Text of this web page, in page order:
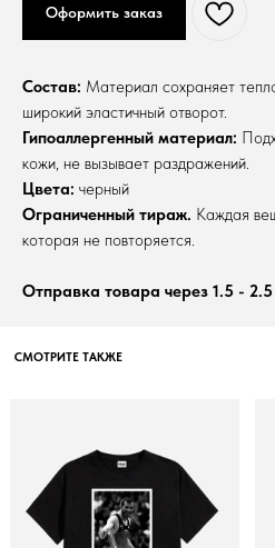
Оформить заказ
Состав: Материал сохраняет
широкий эластичный отворот.
Гипоаллергенный материал:
кожи, не вызывает раздражений.
Цвета: черный
Ограниченный тираж. Каждая
которая не повторяется.
Отправка товара через 1.5 -
CМОТРИТЕ ТАКЖЕ